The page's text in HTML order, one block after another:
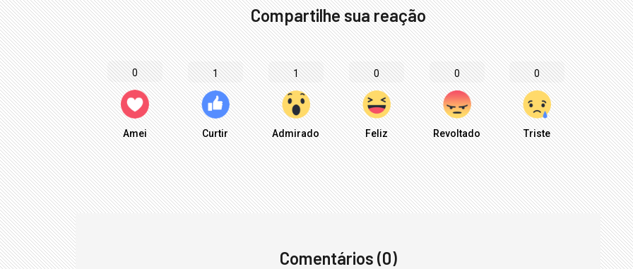
Compartilhe sua reação
0
Amei
1
Curtir
1
Admirado
0
Feliz
0
Revoltado
0
Triste
Comentários (0)